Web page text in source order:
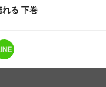
る 下巻